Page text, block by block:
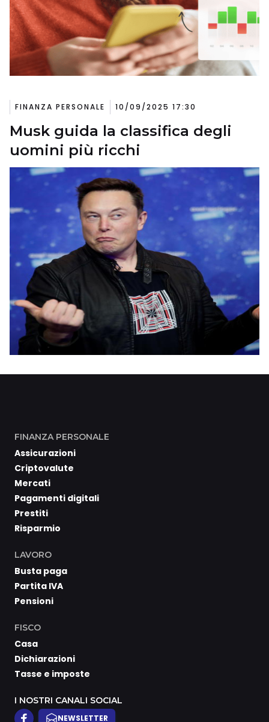
FINANZA PERSONALE 10/09/2025 17:30
Musk guida la classifica degli
uomini più ricchi
FINANZA PERSONALE
Assicurazioni
Criptovalute
Mercati
Pagamenti digitali
Prestiti
Risparmio
LAVORO
Busta paga
Partita IVA
Pensioni
FISCO
Casa
Dichiarazioni
Tasse e imposte
I NOSTRI CANALI SOCIAL
NEWSLETTER